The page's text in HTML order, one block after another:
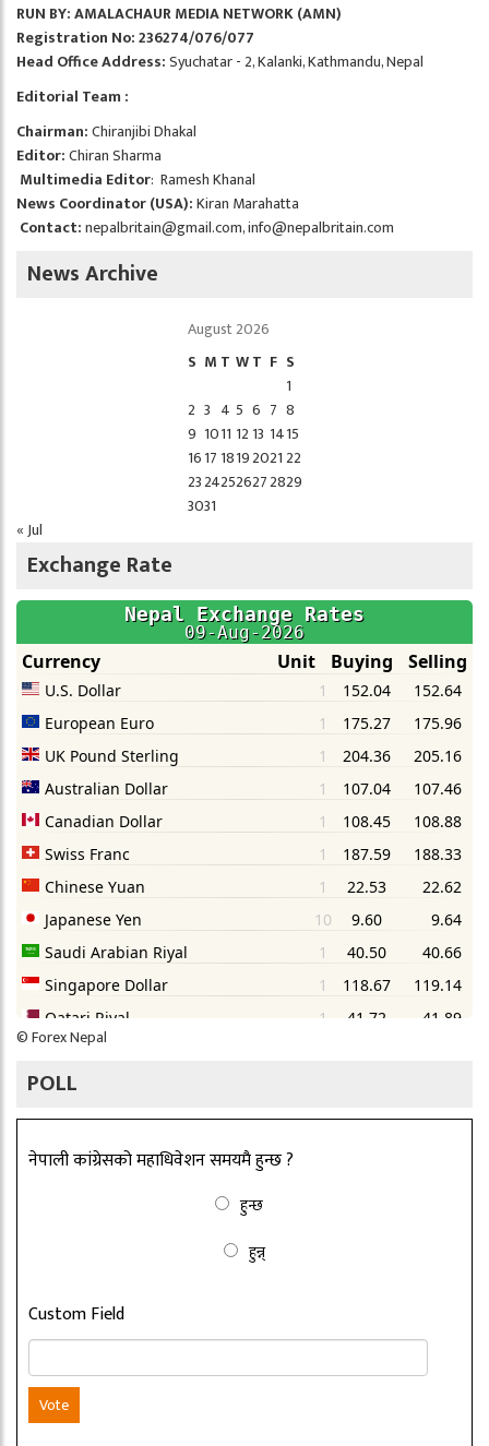
RUN BY: AMALACHAUR MEDIA NETWORK (AMN)
Registration No: 236274/076/077
Head Office Address:Syuchatar - 2, Kalanki, Kathmandu, Nepal
Editorial Team :
Chairman:Chiranjibi Dhakal
Editor:Chiran Sharma
Multimedia Editor: Ramesh Khanal
News Coordinator (USA):Kiran Marahatta
Contact:nepalbritain@gmail.com,info@nepalbritain.com
News Archive
August 2026
S M T WT F S
1
2 3 4 5 6 7 8
9 1011 12 13 1415
1617 1819202122
23242526272829
3031
« Jul
Exchange Rate
©Forex Nepal
POLL
नेपाली कांग्रेसको महाधिवेशन समयमै हुन्छ ?
हुन्छ
हुन्न्
Custom Field
Vote